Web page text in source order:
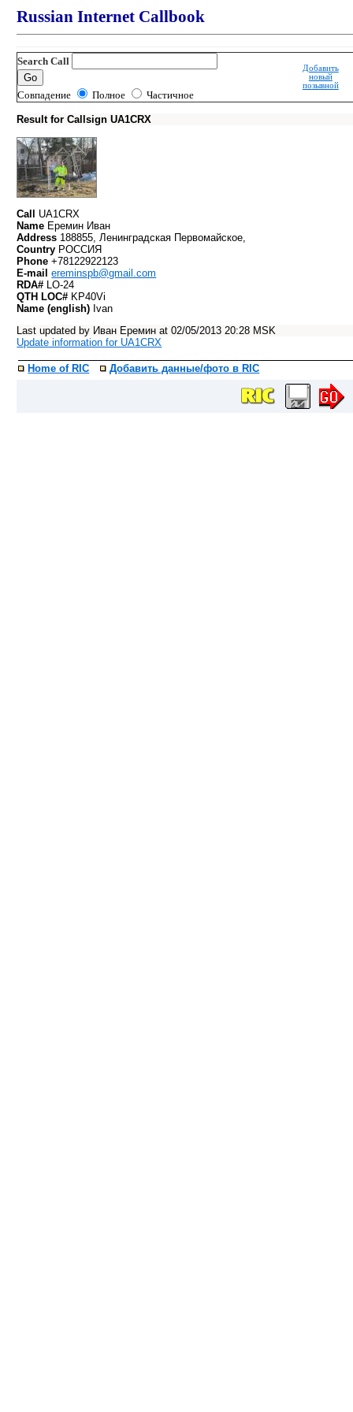
Russian Internet Callbook
Search Call
Совпадение Полное Частичное
Добавить
новый
позывной
Result for Callsign UA1CRX
Call UA1CRX
Name Еремин Иван
Address 188855, Ленинградская Первомайское,
Country РОССИЯ
Phone +78122922123
E-mail ereminspb@gmail.com
RDA# LO-24
QTH LOC# KP40Vi
Name (english) Ivan
Last updated by Иван Еремин at 02/05/2013 20:28 MSK
Update information for UA1CRX
Home of RIC Добавить данные/фото в RIC